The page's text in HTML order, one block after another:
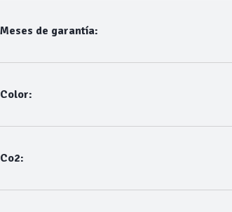
Meses de garantía:
Color:
Co2: